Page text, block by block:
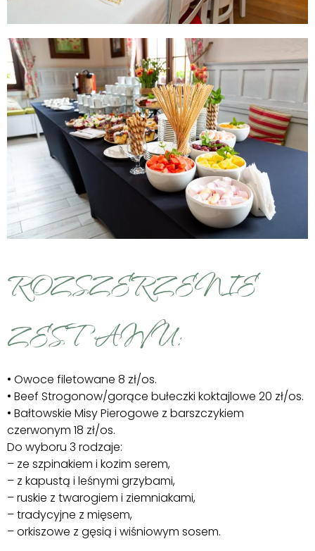
ROZSZERZENIE
ZESTAWU:
• Owoce filetowane 8 zł/os.
• Beef Strogonow/gorące bułeczki koktajlowe 20 zł/os.
• Bałtowskie Misy Pierogowe z barszczykiem
czerwonym 18 zł/os.
Do wyboru 3 rodzaje:
– ze szpinakiem i kozim serem,
– z kapustą i leśnymi grzybami,
– ruskie z twarogiem i ziemniakami,
– tradycyjne z mięsem,
– orkiszowe z gęsią i wiśniowym sosem.